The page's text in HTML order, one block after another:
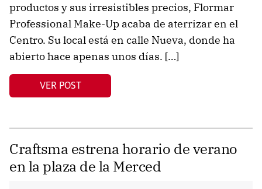
productos y sus irresistibles precios, Flormar
Professional Make-Up acaba de aterrizar en el
Centro. Su local está en calle Nueva, donde ha
abierto hace apenas unos días. […]
VER POST
Craftsma estrena horario de verano
en la plaza de la Merced